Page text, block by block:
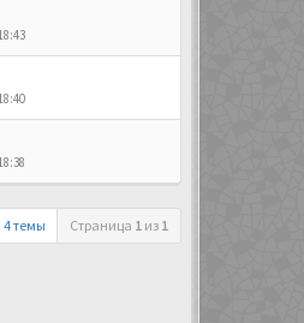
4 темы Страница 1 из 1